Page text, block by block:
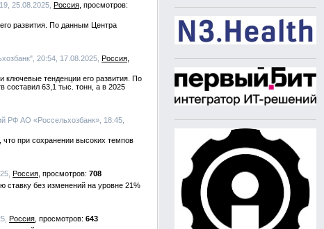
25.08.2025, Россия
развития. По данным Центра
20:54, 17.08.2025, Россия
ключевые тенденции его развития. По
составил 63,1 тыс. тонн, а в 2025
РФ АО «Россельхозбанк», 18:45,
при сохранении высоких темпов
Россия
708
ставку без изменений на уровне 21%
Россия
643